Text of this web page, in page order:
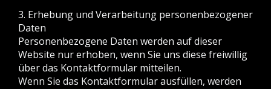
3. Erhebung und Verarbeitung personenbezogener
Daten
Personenbezogene Daten werden auf dieser
Website nur erhoben, wenn Sie uns diese freiwillig
über das Kontaktformular mitteilen.
Wenn Sie das Kontaktformular ausfüllen, werden